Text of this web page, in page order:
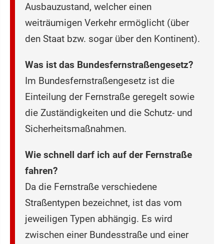
Ausbauzustand, welcher einen
weiträumigen Verkehr ermöglicht (über
den Staat bzw. sogar über den Kontinent).
Was ist das Bundesfernstraßengesetz?
Im Bundesfernstraßengesetz ist die
Einteilung der Fernstraße geregelt sowie
die Zuständigkeiten und die Schutz- und
Sicherheitsmaßnahmen.
Wie schnell darf ich auf der Fernstraße
fahren?
Da die Fernstraße verschiedene
Straßentypen bezeichnet, ist das vom
jeweiligen Typen abhängig. Es wird
zwischen einer Bundesstraße und einer